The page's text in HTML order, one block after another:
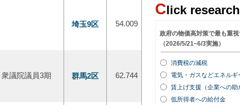
埼玉9区 54.009
衆議院議員3期 群馬2区 62.744
Click research